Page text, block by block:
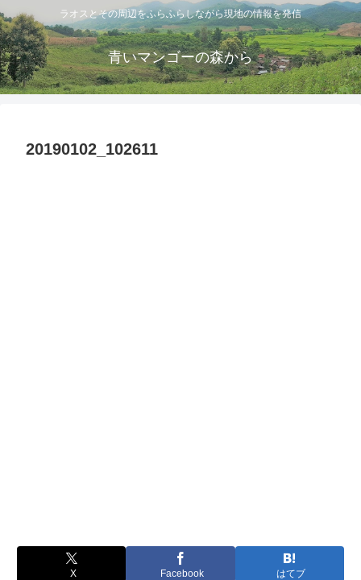
ラオスとその周辺をふらふらしながら現地の情報を発信
青いマンゴーの森から
20190102_102611
X Facebook はてブ